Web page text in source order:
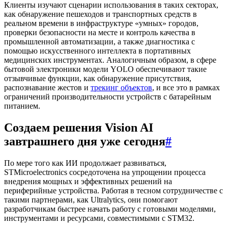
Клиенты изучают сценарии использования в таких секторах,
как обнаружение пешеходов и транспортных средств в
реальном времени в инфраструктуре «умных» городов,
проверки безопасности на месте и контроль качества в
промышленной автоматизации, а также диагностика с
помощью искусственного интеллекта в портативных
медицинских инструментах. Аналогичным образом, в сфере
бытовой электроники модели YOLO обеспечивают такие
отзывчивые функции, как обнаружение присутствия,
распознавание жестов и трекинг объектов, и все это в рамках
ограничений производительности устройств с батарейным
питанием.
Создаем решения Vision AI
завтрашнего дня уже сегодня#
По мере того как ИИ продолжает развиваться,
STMicroelectronics сосредоточена на упрощении процесса
внедрения мощных и эффективных решений на
периферийные устройства. Работая в тесном сотрудничестве с
такими партнерами, как Ultralytics, они помогают
разработчикам быстрее начать работу с готовыми моделями,
инструментами и ресурсами, совместимыми с STM32.